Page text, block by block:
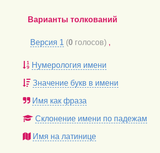
Варианты толкований
Версия 1 (0 голосов) ,
Нумерология имени
Значение букв в имени
Имя как фраза
Склонение имени по падежам
Имя на латинице